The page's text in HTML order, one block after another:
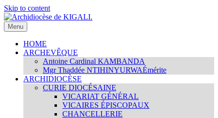
Skip to content
Archidiocèse de KIGALI.
Site internet officiel de l'Archidiocèse Catholique de KIGALI /
RWANDA. Official website of Archdiocese of KIGALI /
RWANDA.
Menu
HOME
ARCHEVÊQUE
Antoine Cardinal KAMBANDA
Mgr Thaddée NTIHINYURWAÉmérite
ARCHIDIOCÈSE
CURIE DIOCÉSAINE
VICARIAT GÉNÉRAL
VICAIRES ÉPISCOPAUX
CHANCELLERIE